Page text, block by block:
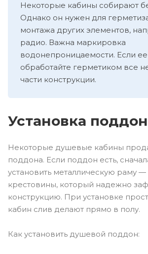
Некоторые кабины собирают
Однако он нужен для
монтажа других элементов,
радио. Важна маркировка
водонепроницаемости. Если ее
обработайте герметиком все
части конструкции.
Установка
Некоторые душевые кабины
поддона. Если поддон есть,
установить металлическую раму
крестовины, который надежно
конструкцию. При установке
кабин слив делают прямо в полу.
Как установить душевой поддон: